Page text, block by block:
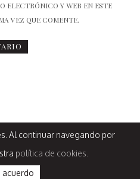
ELECTRÓNICO Y WEB EN ESTE
VEZ QUE COMENTE.
© La chimenea de las hadas, 2013
Al continuar navegando por
política de cookies.
acuerdo